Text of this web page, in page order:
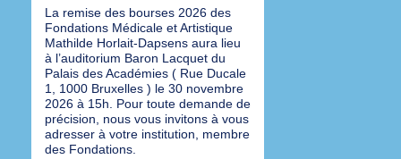
La remise des bourses 2026 des
Fondations Médicale et Artistique
Mathilde Horlait-Dapsens aura lieu
à l’auditorium Baron Lacquet du
Palais des Académies ( Rue Ducale
1, 1000 Bruxelles ) le 30 novembre
2026 à 15h. Pour toute demande de
précision, nous vous invitons à vous
adresser à votre institution, membre
des Fondations.